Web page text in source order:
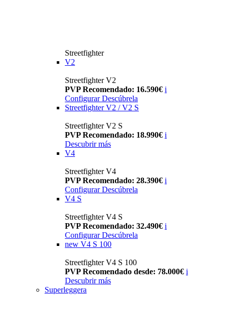
Streetfighter
V2
Streetfighter V2
PVP Recomendado: 16.590€ i
Configurar Descúbrela
Streetfighter V2 / V2 S
Streetfighter V2 S
PVP Recomendado: 18.990€ i
Descubrir más
V4
Streetfighter V4
PVP Recomendado: 28.390€ i
Configurar Descúbrela
V4 S
Streetfighter V4 S
PVP Recomendado: 32.490€ i
Configurar Descúbrela
new V4 S 100
Streetfighter V4 S 100
PVP Recomendado desde: 78.000€ i
Descubrir más
Superleggera